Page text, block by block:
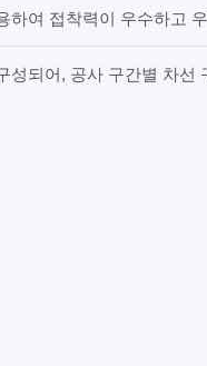
여 접착력이 우수하고
되어, 공사 구간별 차선